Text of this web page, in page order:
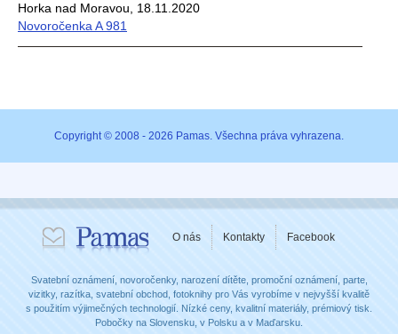
Horka nad Moravou, 18.11.2020
Novoročenka A 981
Copyright © 2008 - 2026 Pamas. Všechna práva vyhrazena.
O nás Kontakty Facebook
Svatební oznámení, novoročenky, narození dítěte, promoční oznámení, parte,
vizitky, razítka, svatební obchod, fotoknihy pro Vás vyrobíme v nejvyšší kvalitě
s použitím výjimečných technologií. Nízké ceny, kvalitní materiály, prémiový tisk.
Pobočky na Slovensku, v Polsku a v Maďarsku.